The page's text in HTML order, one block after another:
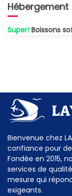
Hébergement
Super! Boissons
Bienvenue chez
confiance pour
Fondée en 2015,
services de
mesure qui
exigeants.